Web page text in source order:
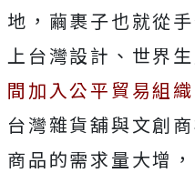
地，繭裹子也就從
上台灣設計、世界生
間加入公平貿易組
台灣雜貨舖與文創
商品的需求量大增